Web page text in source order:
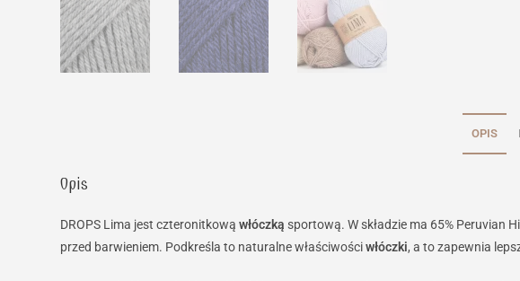
OPIS
Opis
DROPS Lima jest czteronitkowąwłóczką sportową. W składzie ma 65% Peruvian
przed barwieniem. Podkreśla to naturalne właściwościwłóczki, a to zapewnia